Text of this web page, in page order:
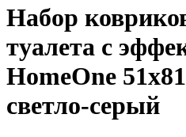
Набор
туалета с
HomeOne
светло-серый